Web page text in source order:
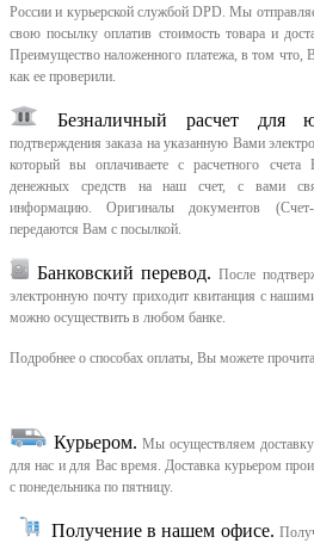
России и курьерской службой DPD. Мы
свою посылку оплатив стоимость товара и
Преимущество наложенного платежа, в том что,
как ее проверили.
Безналичный расчет для
подтверждения заказа на указанную Вами
который вы оплачиваете с расчетного
денежных средств на наш счет, с вами
информацию. Оригиналы документов
передаются Вам с посылкой.
Банковский перевод. После
электронную почту приходит квитанция с
можно осуществить в любом банке.
Подробнее о способах оплаты, Вы можете
Курьером. Мы осуществляем
для нас и для Вас время. Доставка курьером
с понедельника по пятницу.
Получение в нашем офисе.